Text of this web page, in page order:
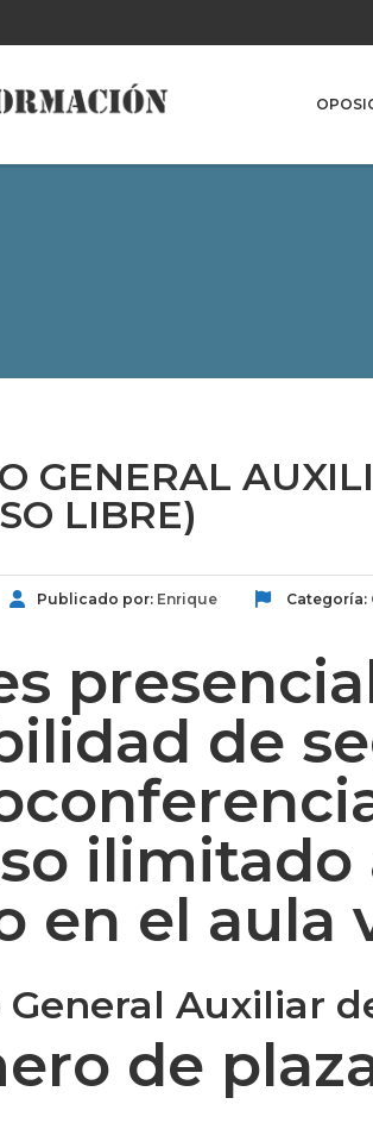
GENERAL
LIBRE)
Publicado por: Enrique Categoría:
de
ilimitado
en el aula
General Auxiliar
de